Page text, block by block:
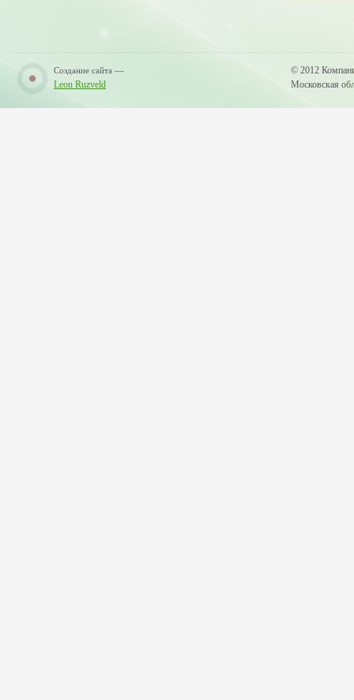
Создание сайта —
Leon Ruzveld
© 2012
Московская